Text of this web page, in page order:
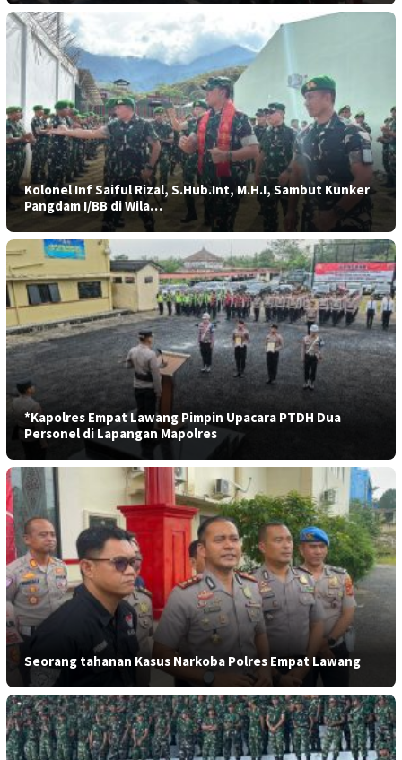
Kolonel Inf Saiful Rizal, S.Hub.Int, M.H.I, Sambut Kunker
Pangdam I/BB di Wila…
*Kapolres Empat Lawang Pimpin Upacara PTDH Dua
Personel di Lapangan Mapolres
Seorang tahanan Kasus Narkoba Polres Empat Lawang